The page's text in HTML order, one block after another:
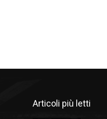
Articoli più letti